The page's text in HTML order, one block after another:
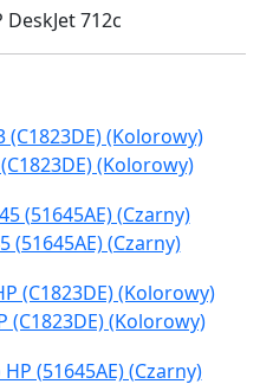
(Kolorowy)
(51645AE) (Czarny)
(C1823DE) (Kolorowy)